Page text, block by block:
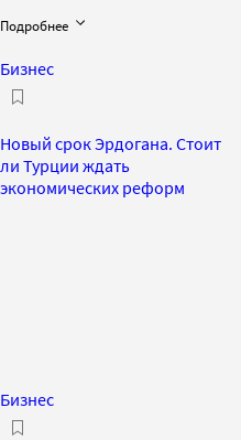
Подробнее
Бизнес
Новый срок Эрдогана. Стоит
ли Турции ждать
экономических реформ
Бизнес